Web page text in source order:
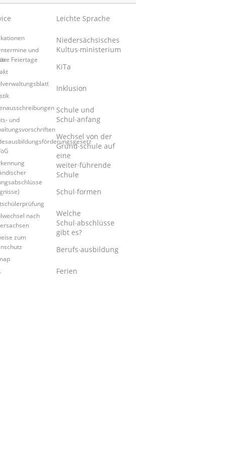
und
Feiertage
und
nach
zum
Leichte Sprache
Niedersächsisches
Kultus∙ministerium
KiTa
Inklusion
Schule und
Schul∙anfang
Wechsel von der
Grund∙schule auf
eine
weiter∙führende
Schule
Schul∙formen
Welche
Schul∙abschlüsse
gibt es?
Berufs∙ausbildung
Ferien